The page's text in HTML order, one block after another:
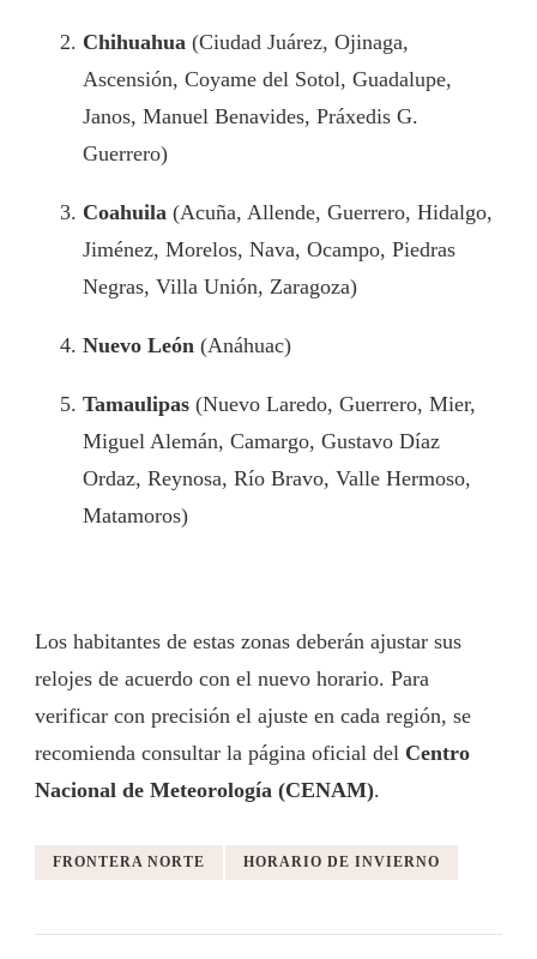
Chihuahua (Ciudad Juárez, Ojinaga,
Ascensión, Coyame del Sotol, Guadalupe,
Janos, Manuel Benavides, Práxedis G.
Guerrero)
Coahuila (Acuña, Allende, Guerrero, Hidalgo,
Jiménez, Morelos, Nava, Ocampo, Piedras
Negras, Villa Unión, Zaragoza)
Nuevo León (Anáhuac)
Tamaulipas (Nuevo Laredo, Guerrero, Mier,
Miguel Alemán, Camargo, Gustavo Díaz
Ordaz, Reynosa, Río Bravo, Valle Hermoso,
Matamoros)
Los habitantes de estas zonas deberán ajustar sus
relojes de acuerdo con el nuevo horario. Para
verificar con precisión el ajuste en cada región, se
recomienda consultar la página oficial del Centro
Nacional de Meteorología (CENAM).
FRONTERA NORTE HORARIO DE INVIERNO